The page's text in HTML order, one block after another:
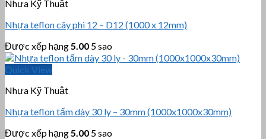
Nhựa Kỹ Thuật
Nhựa teflon cây phi 12 – D12 (1000 x 12mm)
Được xếp hạng 5.00 5 sao
Quick View
Nhựa Kỹ Thuật
Nhựa teflon tấm dày 30 ly – 30mm (1000x1000x30mm)
Được xếp hạng 5.00 5 sao